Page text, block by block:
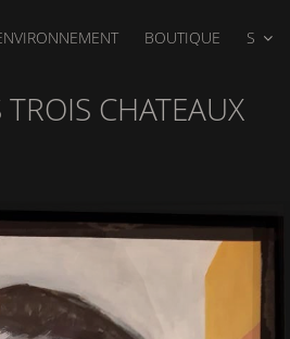
BOUTIQUE S
CHATEAUX